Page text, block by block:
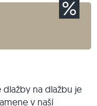
na dlažbu je
v naší